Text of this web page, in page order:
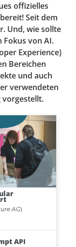
offizielles
Seit dem
Und, wie sollte
Fokus von AI.
Experience)
Bereichen
und auch
verwendeten
vorgestellt.